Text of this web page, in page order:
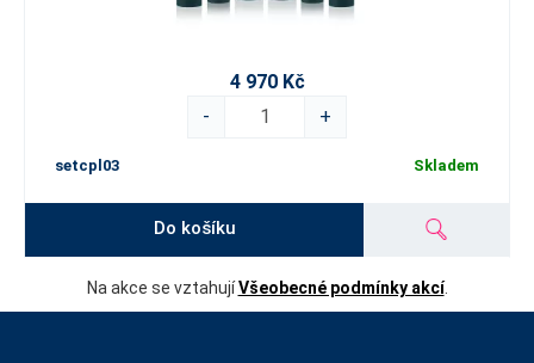
4 970 Kč
-
+
setcpl03 Skladem
Do košíku
Na akce se vztahujíVšeobecné podmínky akcí.